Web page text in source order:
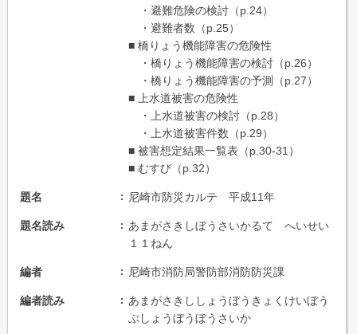
・避難危険の検討（p.24）
・避難者数（p.25）
■ 橋りょう機能障害の危険性
・橋りょう機能障害の検討（p.26）
・橋りょう機能障害の予測（p.27）
■ 上水道被害の危険性
・上水道被害の検討（p.28）
・上水道被害件数（p.29）
■ 被害想定結果一覧表（p.30-31）
■ むすび（p.32）
題名 尼崎市防災カルテ 平成11年
題名読み
あまがさきしぼうさいかるて へいせい
１１ねん
編者 尼崎市消防局警防部消防防災課
編者読み
あまがさきししょうぼうきょくけいぼう
ぶしょうぼうぼうさいか